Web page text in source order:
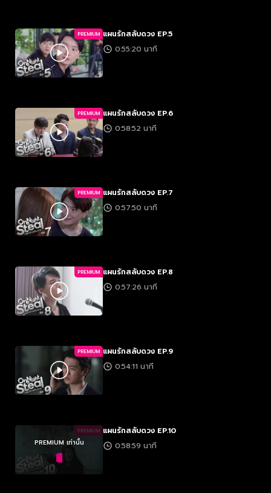
PREMIUM แผนรักสลับดวง EP.5
0:55:20 นาที
PREMIUM แผนรักสลับดวง EP.6
0:58:52 นาที
PREMIUM แผนรักสลับดวง EP.7
0:57:50 นาที
PREMIUM แผนรักสลับดวง EP.8
0:57:26 นาที
PREMIUM แผนรักสลับดวง EP.9
0:54:11 นาที
PREMIUM
PREMIUM เท่านั้น
แผนรักสลับดวง EP.10
0:58:59 นาที